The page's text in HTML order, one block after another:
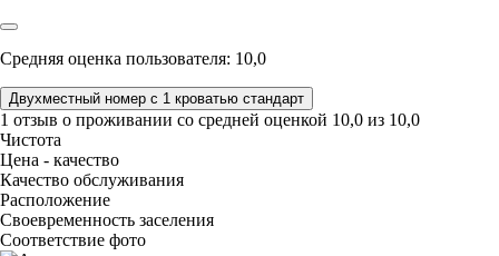
Средняя оценка пользователя: 10,0
Двухместный номер с 1 кроватью стандарт
1 отзыв о проживании со средней оценкой 10,0 из 10,0
Чистота
Цена - качество
Качество обслуживания
Расположение
Своевременность заселения
Соответствие фото